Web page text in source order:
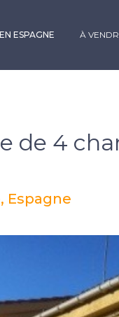
ESPAGNE À
de 4
Espagne